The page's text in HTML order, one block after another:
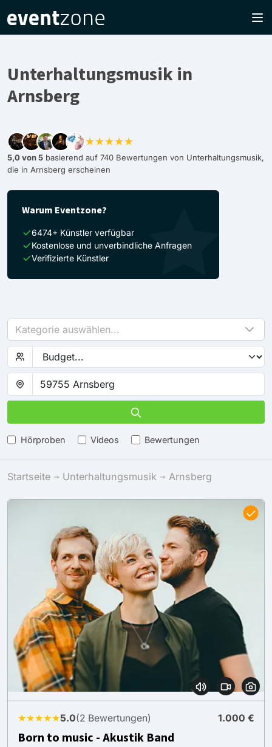
Unterhaltungsmusik in
Arnsberg
★★★★★
5,0 von 5 basierend auf 740 Bewertungen von Unterhaltungsmusik,
die in Arnsberg erscheinen
Warum Eventzone?
6474+ Künstler verfügbar
Kostenlose und unverbindliche Anfragen
Verifizierte Künstler
Kategorie auswählen...
Hörproben Videos Bewertungen
Startseite Unterhaltungsmusik Arnsberg
★★★★★5.0(2 Bewertungen) 1.000 €
Born to music - Akustik Band